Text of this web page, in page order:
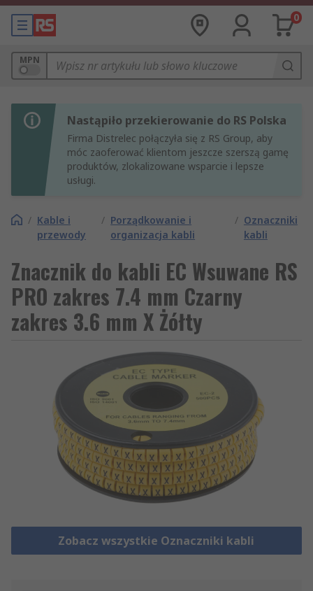
0
MPN
Nastąpiło przekierowanie do RS Polska
Firma Distrelec połączyła się z RS Group, aby
móc zaoferować klientom jeszcze szerszą gamę
produktów, zlokalizowane wsparcie i lepsze
usługi.
/ Kable i
przewody
/ Porządkowanie i
organizacja kabli
/ Oznaczniki
kabli
Znacznik do kabli EC Wsuwane RS
PRO zakres 7.4 mm Czarny
zakres 3.6 mm X Żółty
Zobacz wszystkie Oznaczniki kabli